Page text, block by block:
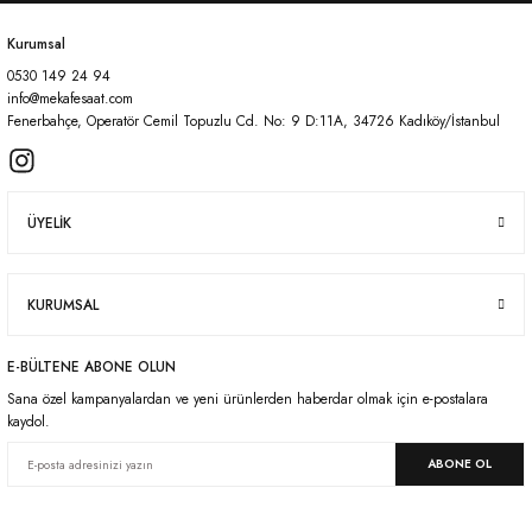
Kurumsal
0530 149 24 94
info@mekafesaat.com
Fenerbahçe, Operatör Cemil Topuzlu Cd. No: 9 D:11A, 34726 Kadıköy/İstanbul
ÜYELİK
KURUMSAL
E-BÜLTENE ABONE OLUN
Sana özel kampanyalardan ve yeni ürünlerden haberdar olmak için e-postalara
kaydol.
ABONE OL